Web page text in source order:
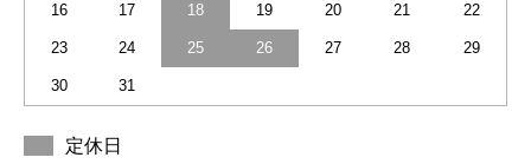
16 17 18 19 20 21 22
23 24 25 26 27 28 29
30 31
定休日